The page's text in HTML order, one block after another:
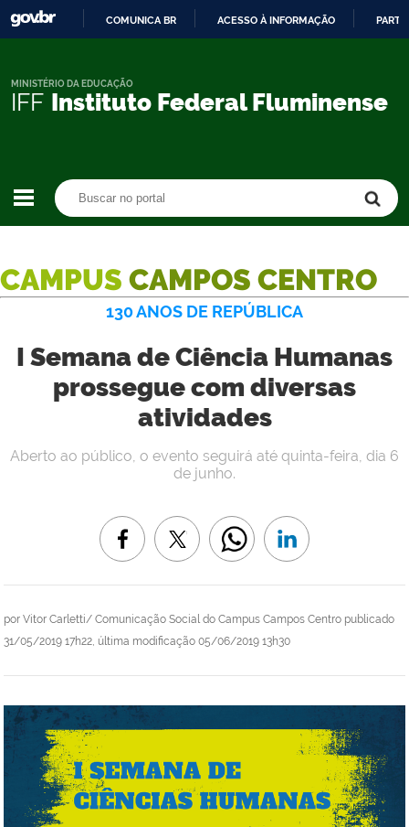
CONTEÚDO
COMUNICA BR ACESSO À INFORMAÇÃO
IFF Instituto Federal Fluminense
MINISTÉRIO DA EDUCAÇÃO
CAMPUS CAMPOS CENTRO
130 ANOS DE REPÚBLICA
I Semana de Ciência Humanas
prossegue com diversas
atividades
por Vitor Carletti/ Comunicação Social do Campus Campos Centro publicado
31/05/2019 17h22, última modificação 05/06/2019 13h30
Aberto ao público, o evento seguirá até quinta-feira, dia 6
de junho.